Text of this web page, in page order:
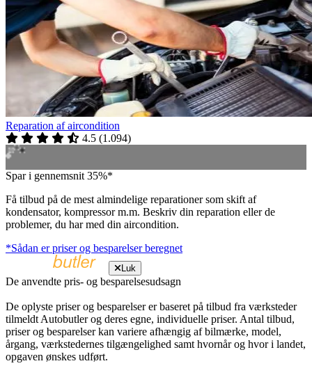
Reparation af aircondition
4.5 (1.094)
Spar i gennemsnit 35%*
Få tilbud på de mest almindelige reparationer som skift af
kondensator, kompressor m.m. Beskriv din reparation eller de
problemer, du har med din aircondition.
*Sådan er priser og besparelser beregnet
Luk
De anvendte pris- og besparelsesudsagn
De oplyste priser og besparelser er baseret på tilbud fra værksteder
tilmeldt Autobutler og deres egne, individuelle priser. Antal tilbud,
priser og besparelser kan variere afhængig af bilmærke, model,
årgang, værkstedernes tilgængelighed samt hvornår og hvor i landet,
opgaven ønskes udført.